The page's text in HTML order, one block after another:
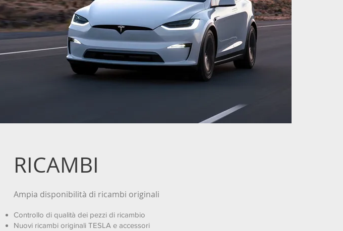
RICAMBI
Ampia disponibilità di ricambi originali
Controllo di qualità dei pezzi di ricambio
Nuovi ricambi originali TESLA e accessori